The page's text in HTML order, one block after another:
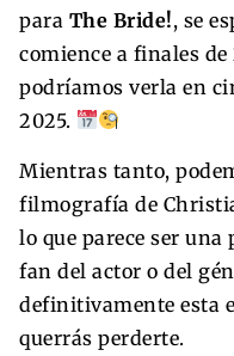
para The Bride!, se
comience a finales
podríamos verla en
2025.
Mientras tanto,
filmografía de
lo que parece ser una
fan del actor o del
definitivamente esta
querrás perderte.